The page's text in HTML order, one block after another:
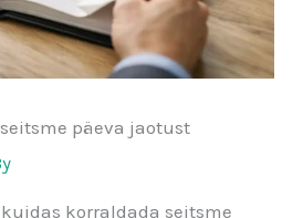
päeva jaotust
korraldada seitsme